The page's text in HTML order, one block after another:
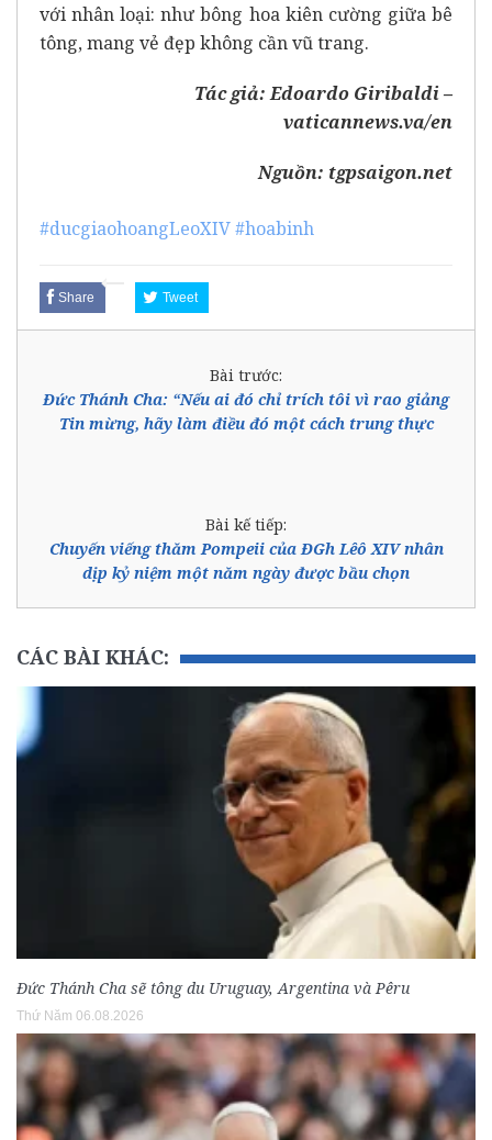
với nhân loại: như bông hoa kiên cường giữa bê
tông, mang vẻ đẹp không cần vũ trang.
Tác giả: Edoardo Giribaldi –
vaticannews.va/en
Nguồn: tgpsaigon.net
#ducgiaohoangLeoXIV#hoabinh
Share Tweet
Bài trước:
Đức Thánh Cha: “Nếu ai đó chỉ trích tôi vì rao giảng
Tin mừng, hãy làm điều đó một cách trung thực
Bài kế tiếp:
Chuyến viếng thăm Pompeii của ĐGh Lêô XIV nhân
dịp kỷ niệm một năm ngày được bầu chọn
CÁC BÀI KHÁC:
Đức Thánh Cha sẽ tông du Uruguay, Argentina và Pêru
Thứ Năm 06.08.2026